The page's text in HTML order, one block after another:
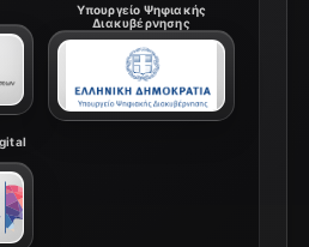
Υπουργείο Ψηφιακής
Διακυβέρνησης